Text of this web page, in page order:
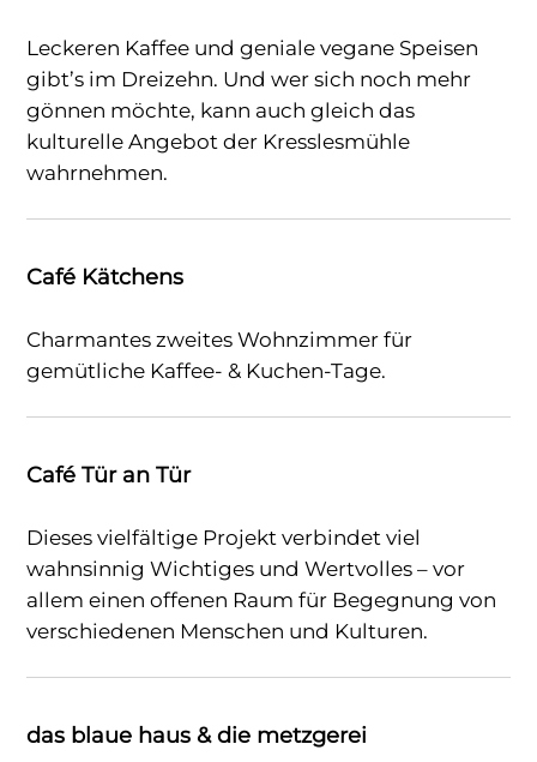
Leckeren Kaffee und geniale vegane Speisen
gibt’s im Dreizehn. Und wer sich noch mehr
gönnen möchte, kann auch gleich das
kulturelle Angebot der Kresslesmühle
wahrnehmen.
Café Kätchens
Charmantes zweites Wohnzimmer für
gemütliche Kaffee- & Kuchen-Tage.
Café Tür an Tür
Dieses vielfältige Projekt verbindet viel
wahnsinnig Wichtiges und Wertvolles – vor
allem einen offenen Raum für Begegnung von
verschiedenen Menschen und Kulturen.
das blaue haus & die metzgerei